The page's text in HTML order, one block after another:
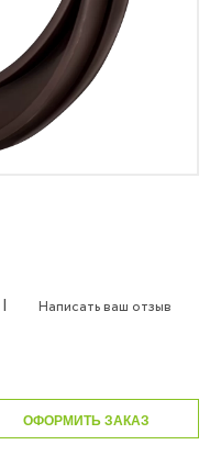
| Написать ваш отзыв
ОФОРМИТЬ ЗАКАЗ